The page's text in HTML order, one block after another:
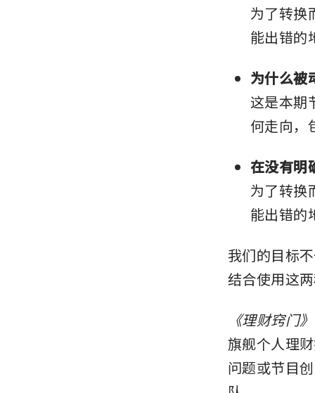
为了转换
能出错的
为什么被
这是本期
何走向，
在没有明
为了转换
能出错的
我们的目标
结合使用这
《理财窍门
旗舰个人理
问题或节目